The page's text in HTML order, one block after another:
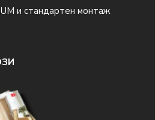
и стандартен монтаж